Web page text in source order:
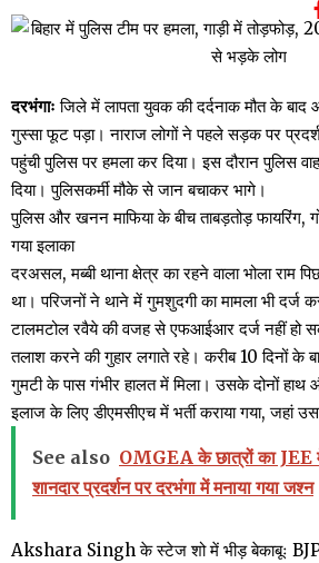
दरभंगाः जिले में लापता युवक की दर्दनाक मौत के बाद
गुस्सा फूट पड़ा। नाराज लोगों ने पहले सड़क पर
पहुंची पुलिस पर हमला कर दिया। इस दौरान पुलिस
दिया। पुलिसकर्मी मौके से जान बचाकर भागे।
पुलिस और खनन माफिया के बीच ताबड़तोड़ फायरिंग,
गया इलाका
दरअसल, मब्बी थाना क्षेत्र का रहने वाला भोला राम
था। परिजनों ने थाने में गुमशुदगी का मामला भी दर्ज
टालमटोल रवैये की वजह से एफआईआर दर्ज नहीं हो
तलाश करने की गुहार लगाते रहे। करीब 10 दिनों के
गुमटी के पास गंभीर हालत में मिला। उसके दोनों
इलाज के लिए डीएमसीएच में भर्ती कराया गया, जहां
See also OMGEA के छात्रों का JEE
शानदार प्रदर्शन पर दरभंगा में मनाया गया जश्न
Akshara Singh के स्टेज शो में भीड़ बेकाबूः BJP